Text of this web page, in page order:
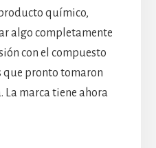
químico,
algo completamente
con el compuesto
que pronto tomaron
marca tiene ahora